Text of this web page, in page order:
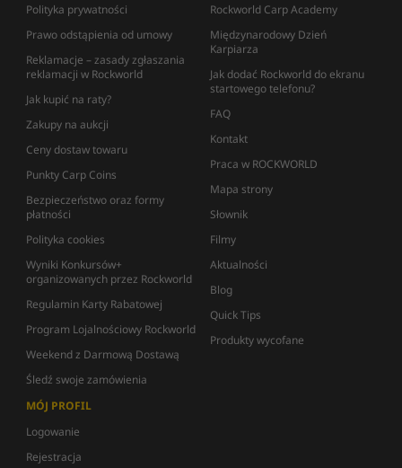
Polityka prywatności
Prawo odstąpienia od umowy
Reklamacje – zasady zgłaszania
reklamacji w Rockworld
Jak kupić na raty?
Zakupy na aukcji
Ceny dostaw towaru
Punkty Carp Coins
Bezpieczeństwo oraz formy
płatności
Polityka cookies
Wyniki Konkursów+
organizowanych przez Rockworld
Regulamin Karty Rabatowej
Program Lojalnościowy Rockworld
Weekend z Darmową Dostawą
Śledź swoje zamówienia
Rockworld Carp Academy
Międzynarodowy Dzień
Karpiarza
Jak dodać Rockworld do ekranu
startowego telefonu?
FAQ
Kontakt
Praca w ROCKWORLD
Mapa strony
Słownik
Filmy
Aktualności
Blog
Quick Tips
Produkty wycofane
MÓJ PROFIL
Logowanie
Rejestracja